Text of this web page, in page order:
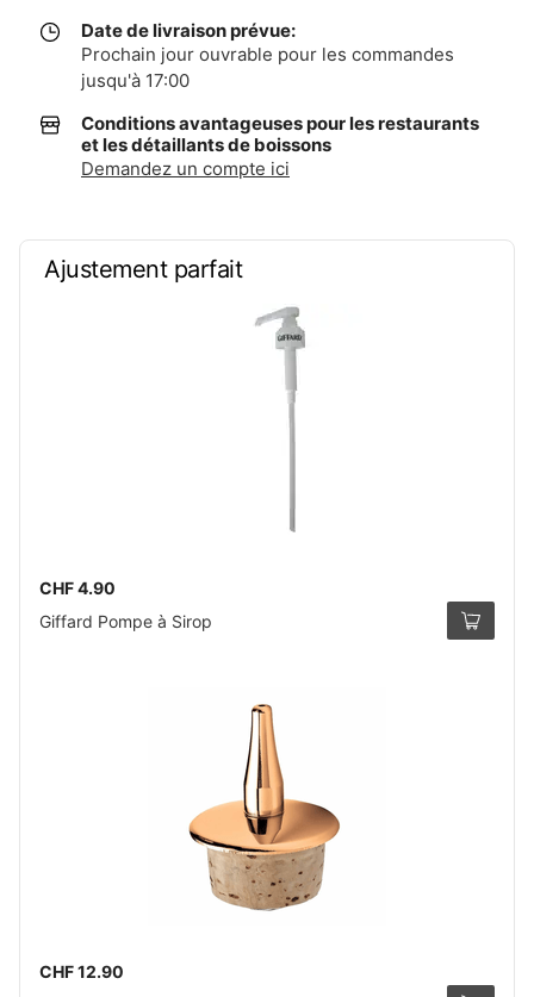
Date de livraison prévue:
Prochain jour ouvrable pour les commandes
jusqu'à 17:00
Conditions avantageuses pour les restaurants
et les détaillants de boissons
Demandez un compte ici
Ajustement parfait
CHF 4.90
Giffard Pompe à Sirop
CHF 12.90